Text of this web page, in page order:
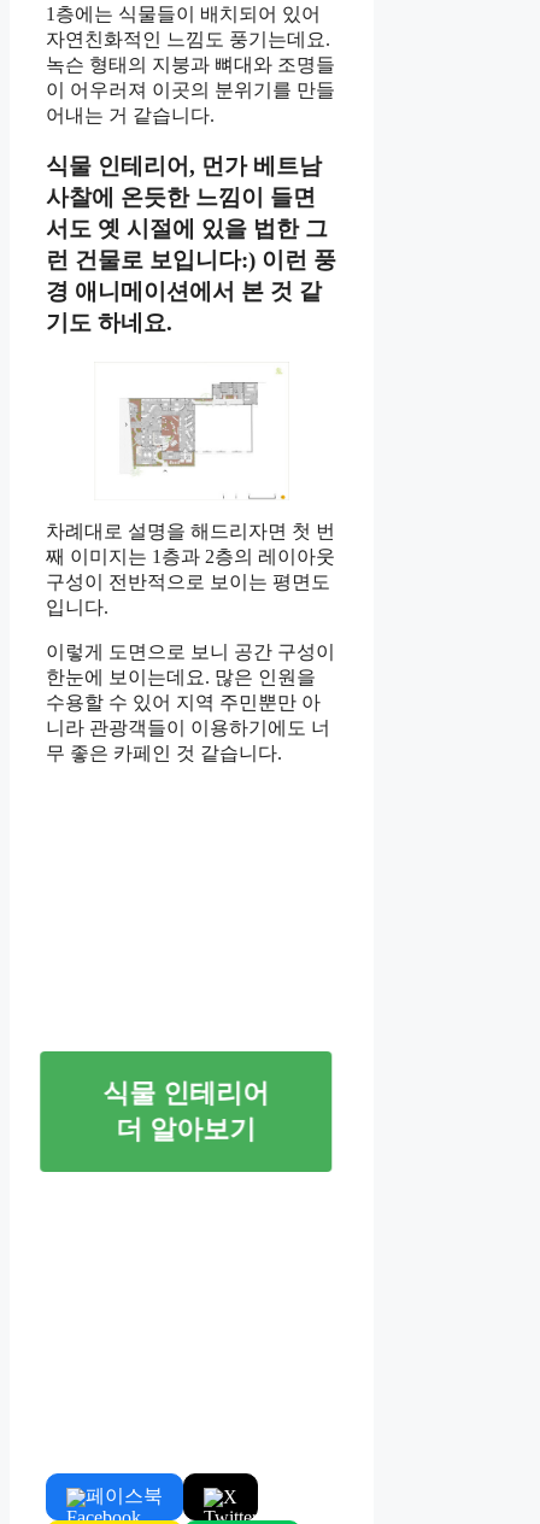
1층에는 식물들이 배치되어 있어
자연친화적인 느낌도 풍기는데요.
녹슨 형태의 지붕과 뼈대와 조명들
이 어우러져 이곳의 분위기를 만들
어내는 거 같습니다.
식물 인테리어, 먼가 베트남
사찰에 온듯한 느낌이 들면
서도 옛 시절에 있을 법한 그
런 건물로 보입니다:) 이런 풍
경 애니메이션에서 본 것 같
기도 하네요.
차례대로 설명을 해드리자면 첫 번
째 이미지는 1층과 2층의 레이아웃
구성이 전반적으로 보이는 평면도
입니다.
이렇게 도면으로 보니 공간 구성이
한눈에 보이는데요. 많은 인원을
수용할 수 있어 지역 주민뿐만 아
니라 관광객들이 이용하기에도 너
무 좋은 카페인 것 같습니다.
식물 인테리어
더 알아보기
페이스북 X